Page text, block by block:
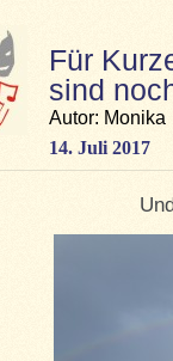
Für
sind
Autor: Monika
14. Juli 2017